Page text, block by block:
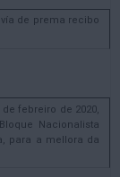
de prema recibo
de febreiro de 2020,
Nacionalista
para a mellora da